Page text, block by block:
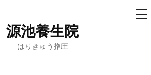
源池養生院
はりきゅう指圧
メ
ニ